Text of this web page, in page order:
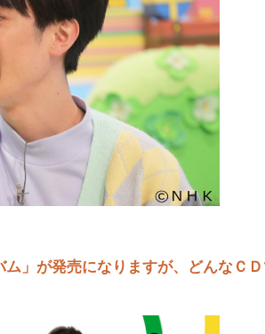
」が発売になりますが、どんなＣ